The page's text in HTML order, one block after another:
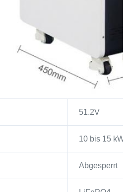
51.2V
10 bis 15 kW
Abgesperrt